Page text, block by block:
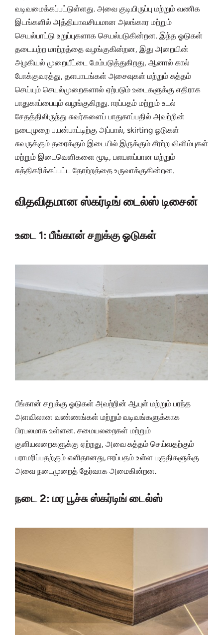
வடிவமைக்கப்பட்டுள்ளது. அவை குடியிருப்பு மற்றும் வணிக
இடங்களில் அத்தியாவசியமான அலங்கார மற்றும்
செயல்பாட்டு உறுப்புகளாக செயல்படுகின்றன. இந்த ஓடுகள்
தடையற்ற மாற்றத்தை வழங்குகின்றன, இது அறையின்
அழகியல் முறையீட்டை மேம்படுத்துகிறது, ஆனால் கால்
போக்குவரத்து, தளபாடங்கள் அசைவுகள் மற்றும் சுத்தம்
செய்யும் செயல்முறைகளால் ஏற்படும் உடைகளுக்கு எதிராக
பாதுகாப்பையும் வழங்குகிறது. ஈரப்பதம் மற்றும் உடல்
சேதத்திலிருந்து சுவர்களைப் பாதுகாப்பதில் அவற்றின்
நடைமுறை பயன்பாட்டிற்கு அப்பால், skirting ஓடுகள்
சுவருக்கும் தரைக்கும் இடையில் இருக்கும் சீரற்ற விளிம்புகள்
மற்றும் இடைவெளிகளை மூடி, பளபளப்பான மற்றும்
சுத்திகரிக்கப்பட்ட தோற்றத்தை உருவாக்குகின்றன.
விதவிதமான ஸ்கர்டிங் டைல்ஸ் டிசைன்
உடை 1: பீங்கான் சறுக்கு ஓடுகள்
பீங்கான் சறுக்கு ஓடுகள் அவற்றின் ஆயுள் மற்றும் பரந்த
அளவிலான வண்ணங்கள் மற்றும் வடிவங்களுக்காக
பிரபலமாக உள்ளன. சமையலறைகள் மற்றும்
குளியலறைகளுக்கு ஏற்றது, அவை சுத்தம் செய்வதற்கும்
பராமரிப்பதற்கும் எளிதானது, ஈரப்பதம் உள்ள பகுதிகளுக்கு
அவை நடைமுறைத் தேர்வாக அமைகின்றன.
நடை 2: மர பூச்சு ஸ்கர்டிங் டைல்ஸ்